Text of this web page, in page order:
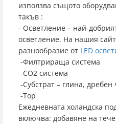
използва същото
такъв :
- Осветление – най-
осветление. На нашия
разнообразие от LED
-Филтрираща система
-CO2 система
-Субстрат – глина, дребен
-Тор
Ежедневната холандска
включва: добавяне на